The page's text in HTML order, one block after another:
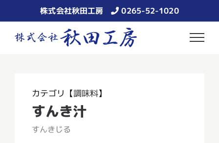
to
content
株式会社秋田工房 0265-52-1020
カテゴリ【調味料】
すんき汁
すんきじる